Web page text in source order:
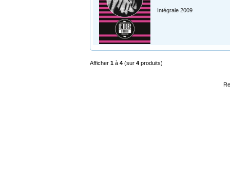
Intégrale 2009
Afficher 1 à 4 (sur 4 produits)